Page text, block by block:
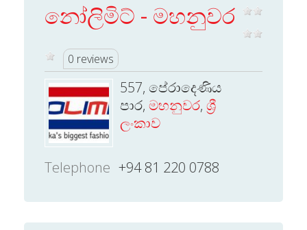
නෝලිමිට් - මහනුවර
0 reviews
557, පේරාදෙණිය
පාර, මහනුවර, ශ්‍රී
ලංකාව
Telephone +94 81 220 0788